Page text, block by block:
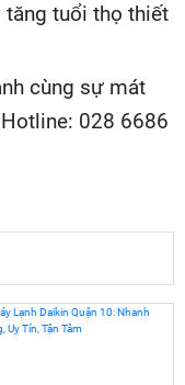
tuổi thọ thiết
cùng sự mát
Hotline: 028 6686